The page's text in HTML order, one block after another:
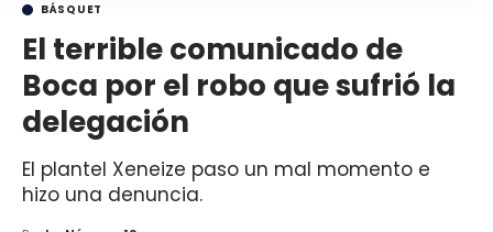
BÁSQUET
El terrible comunicado de
Boca por el robo que sufrió la
delegación
El plantel Xeneize paso un mal momento e
hizo una denuncia.